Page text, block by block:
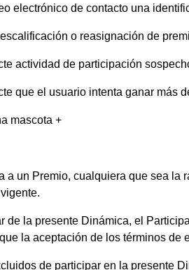
electrónico de contacto una
o reasignación de
actividad de participación
que el usuario intenta ganar más
mascota +
a un Premio, cualquiera que sea
de la presente Dinámica, el
la aceptación de los términos
de participar en la presente